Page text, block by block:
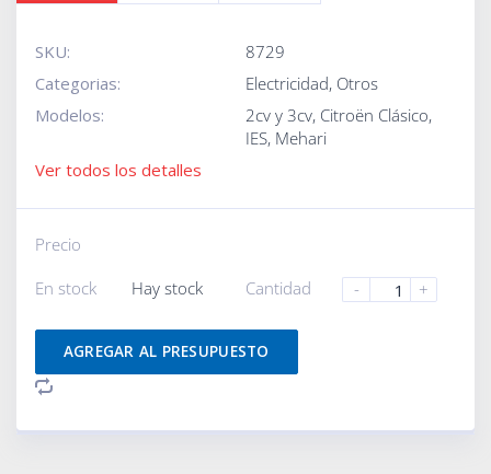
SKU:
8729
Categorias:
Electricidad, Otros
Modelos:
2cv y 3cv, Citroën Clásico,
IES, Mehari
Ver todos los detalles
Precio
En stock
Hay stock Cantidad - +
AGREGAR AL PRESUPUESTO